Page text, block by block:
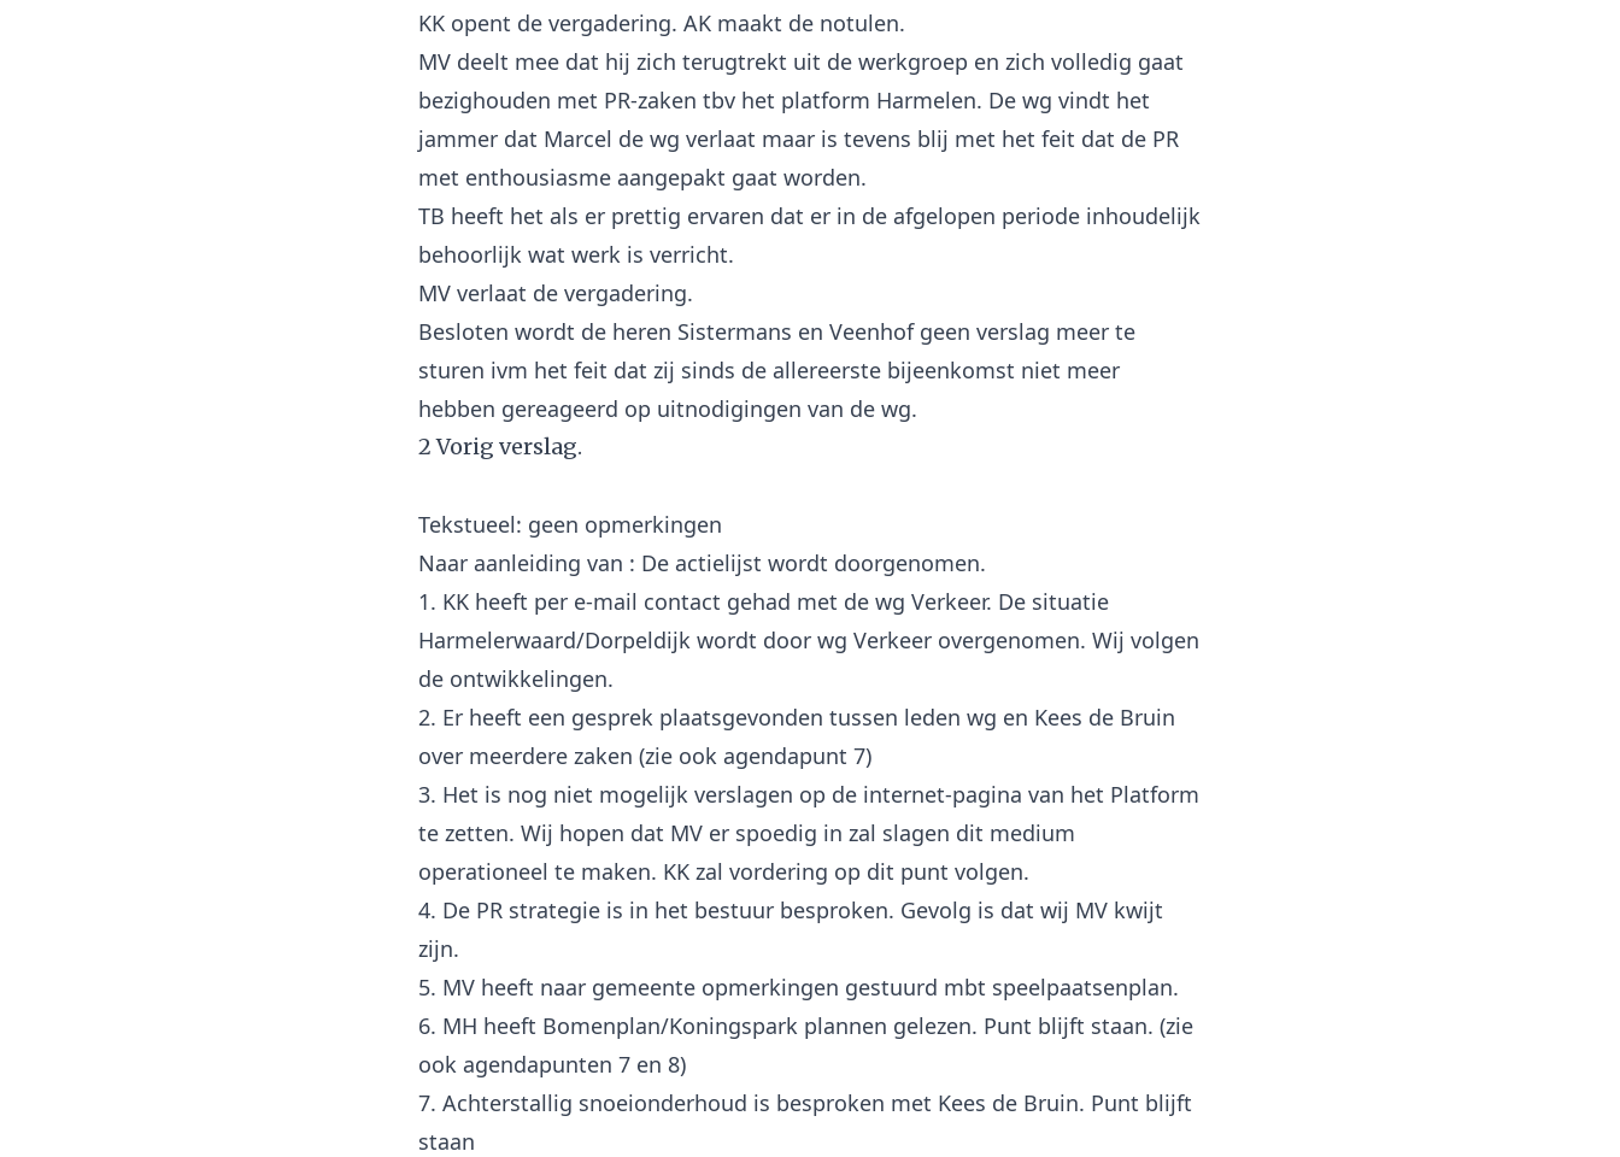
KK opent de vergadering. AK maakt de notulen.
MV deelt mee dat hij zich terugtrekt uit de werkgroep en zich volledig gaat
bezighouden met PR-zaken tbv het platform Harmelen. De wg vindt het
jammer dat Marcel de wg verlaat maar is tevens blij met het feit dat de PR
met enthousiasme aangepakt gaat worden.
TB heeft het als er prettig ervaren dat er in de afgelopen periode inhoudelijk
behoorlijk wat werk is verricht.
MV verlaat de vergadering.
Besloten wordt de heren Sistermans en Veenhof geen verslag meer te
sturen ivm het feit dat zij sinds de allereerste bijeenkomst niet meer
2 Vorig verslag.
Tekstueel: geen opmerkingen
Naar aanleiding van : De actielijst wordt doorgenomen.
1. KK heeft per e-mail contact gehad met de wg Verkeer. De situatie
Harmelerwaard/Dorpeldijk wordt door wg Verkeer overgenomen. Wij volgen
de ontwikkelingen.
2. Er heeft een gesprek plaatsgevonden tussen leden wg en Kees de Bruin
over meerdere zaken (zie ook agendapunt 7)
3. Het is nog niet mogelijk verslagen op de internet-pagina van het Platform
te zetten. Wij hopen dat MV er spoedig in zal slagen dit medium
operationeel te maken. KK zal vordering op dit punt volgen.
4. De PR strategie is in het bestuur besproken. Gevolg is dat wij MV kwijt
zijn.
5. MV heeft naar gemeente opmerkingen gestuurd mbt speelpaatsenplan.
6. MH heeft Bomenplan/Koningspark plannen gelezen. Punt blijft staan. (zie
ook agendapunten 7 en 8)
7. Achterstallig snoeionderhoud is besproken met Kees de Bruin. Punt blijft
staan